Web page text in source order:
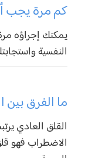
كم مرة يجب
يمكنك إجراؤه
النفسية
ما الفرق
القلق العادي
الاضطراب فهو